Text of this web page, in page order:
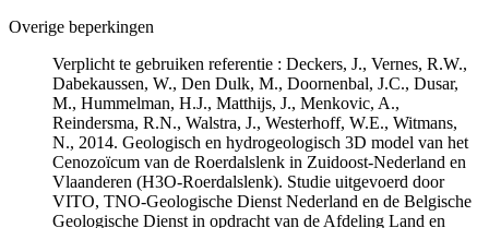
Overige beperkingen
Verplicht te gebruiken referentie : Deckers, J., Vernes, R.W.,
Dabekaussen, W., Den Dulk, M., Doornenbal, J.C., Dusar,
M., Hummelman, H.J., Matthijs, J., Menkovic, A.,
Reindersma, R.N., Walstra, J., Westerhoff, W.E., Witmans,
N., 2014. Geologisch en hydrogeologisch 3D model van het
Cenozoïcum van de Roerdalslenk in Zuidoost-Nederland en
Vlaanderen (H3O-Roerdalslenk). Studie uitgevoerd door
VITO, TNO-Geologische Dienst Nederland en de Belgische
Geologische Dienst in opdracht van de Afdeling Land en